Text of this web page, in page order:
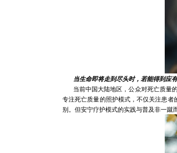
当生命即将走到尽头时，若能得到应有
当前中国大陆地区，公众对死亡质量的
专注死亡质量的照护模式，不仅关注患
别。但安宁疗护模式的实践与普及非一蹴